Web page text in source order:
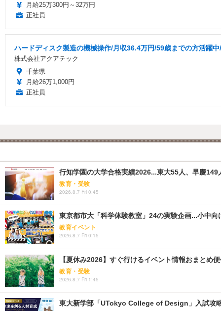
月給25万300円～32万円
正社員
ハードディスク製造の機械操作/月収36.4万円/59歳までの方活躍
株式会社アクアテック
千葉県
月給26万1,000円
正社員
行知学園の大学合格実績2026...東大55人、早慶149
教育・受験
2026.8.7 Fri 0:45
東京都市大「科学体験教室」24の実験企画...小中向
教育イベント
2026.8.7 Fri 0:15
【夏休み2026】すぐ行けるイベント情報おまとめ
教育・受験
2026.8.7 Fri 1:45
東大新学部「UTokyo College of Design」入試攻